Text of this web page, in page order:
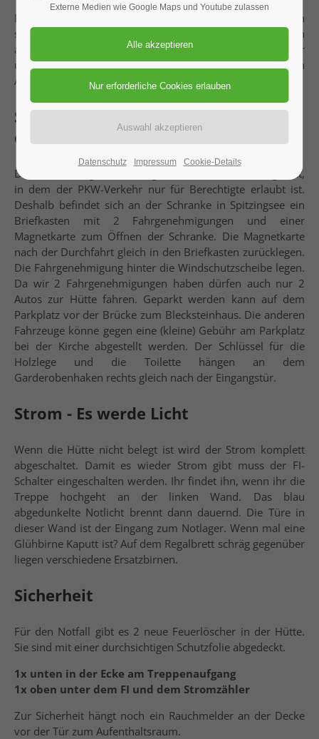
Der Eine oder Andere findet auf den folgenden Seiten
sicher noch einige hilfreiche Infos. Herzlich willkommen
auf unserer Hütte! Euer Hüttenwart Helmut Auernhammer
und sein Team wünschen euch einen angenehmen
Aufenthalt.
Schlüssel - wie komm ich hin und
dann rein?
Die Weißenburger Hütte liegt in einem Naturschutzgebiet,
in dem der PKW-Verkehr nur für Berechtigte erlaubt ist.
Deshalb befindet sich an der Schranke in Spitzingsee ein
Briefkasten mit 2 Fahrgenehmigungen und einer
Magnetkarte zum Öffnen der Schranke. Die Magnetkarte
nach der Durchfahrt gleich in den Briefkasten zurücklegen.
Die Fahrgenehmigung hinter die Windschutzscheibe legen.
Da wir 2 Fahrgenehmigungen haben dürfen auch nur 2
Autos zur Hütte fahren. Geparkt werden kann auf dem
Parkplatz vor der Brücke zum Blecksteinhaus. Die anderen
Fahrzeuge könne gegen eine (kleine) Gebühr am Parkplatz
bei der Kirche abgestellt werden. Der Schlüssel für die
Holzlege und die Toilette hängen an dem
Garderobenhaken rechts gleich nach der Eingangstür.
Strom - Es werde Licht
Wenn die Hütte nicht belegt ist wird der Strom komplett
abgeschaltet. Damit es wieder Strom gibt muss der FI-
Schalter eingeschalten werden. Ihr findet ihn, wenn ihr die
Treppe hochgeht an der linken Wand. Das blau
abgedunkelte Notlicht brennt dann dauernd. Die Türe in
dieser Wand ist der Eingang zum Notlager. Wenn mal eine
Glühbirne Kaputt ist? Auf dem Regalbrett schräg gegenüber
liegen verschiedene Ersatzbirnen.
Sicherheit
Für den Notfall gibt es 2 neue Feuerlöscher in der Hütte.
Sie sind mit einer durchsichtigen Schutzfolie abgedeckt.
1x unten in der Ecke am Treppenaufgang
1x oben unter dem FI und dem Stromzähler
Zur Sicherheit hängt noch ein Rauchmelder an der Decke
vor der Tür zum Aufenthaltsraum.
Externe Medien wie Google Maps und Youtube zulassen
Datenschutz Impressum Cookie-Details